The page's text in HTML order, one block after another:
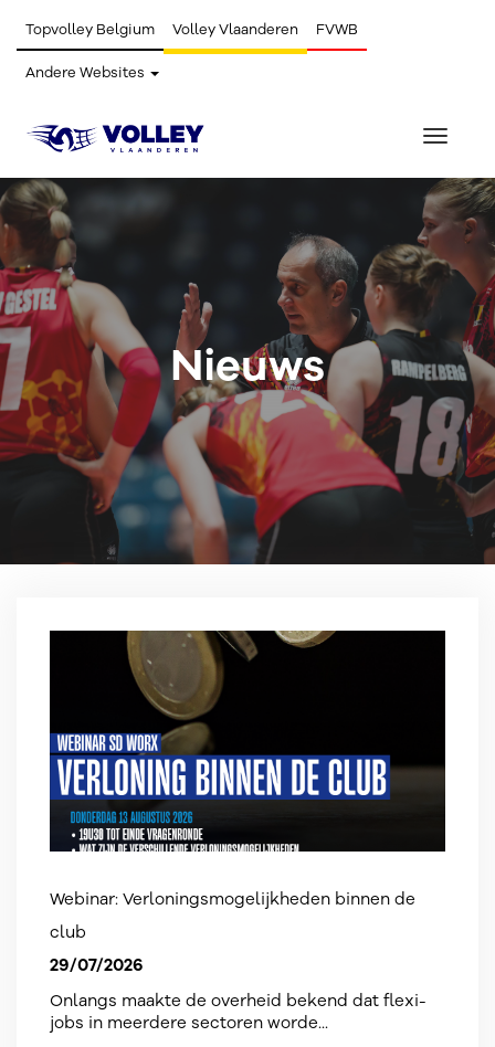
Topvolley Belgium Volley Vlaanderen FVWB
Andere Websites
Toggle
Nieuws
Webinar: Verloningsmogelijkheden binnen de
club
29/07/2026
Onlangs maakte de overheid bekend dat flexi-
jobs in meerdere sectoren worde...